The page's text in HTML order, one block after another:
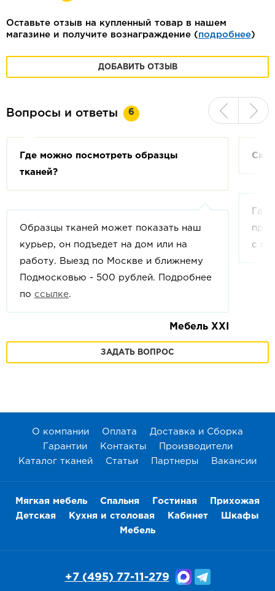
Оставьте отзыв на купленный товар в нашем
магазине и получите вознаграждение (подробнее)
ДОБАВИТЬ ОТЗЫВ
Вопросы и ответы 6
Где можно посмотреть образцы
тканей?
Образцы тканей может показать наш
курьер, он подъедет на дом или на
работу. Выезд по Москве и ближнему
Подмосковью - 500 рублей. Подробнее
по ссылке
Мебель XXI
с
ЗАДАТЬ ВОПРОС
О компании Оплата
Доставка и Сборка
Гарантии
Контакты
Производители
Каталог тканей
Статьи Партнеры Вакансии
Мягкая мебель Спальня Гостиная
Прихожая
Детская
Кухня и столовая Кабинет
Шкафы
Мебель
+7 (495) 77-11-279